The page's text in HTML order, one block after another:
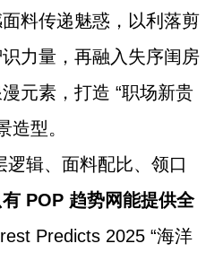
料传递魅惑，以利落剪
力量，再融入失序闺房
元素，打造 “职场新贵
造型。
逻辑、面料配比、领口
有 POP 趋势网能提供全
Predicts 2025 “海洋